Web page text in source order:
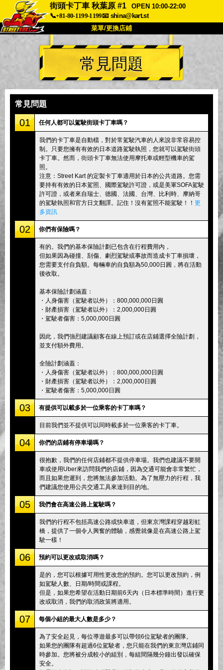
街頭卡丁車 秋葉原 #1
OPEN 10:00-22:00
📞+81-80-1199-1199📧 shina@kart.st
菜單/更換店鋪
首頁
關於我們 規格 價格
顧客評價
公司
更換店鋪
東京 品川 #1 東京 秋葉原 #1
東京 秋葉原 #2 東京 澀谷
東京 澀谷分店
東京 淺草 大阪
沖繩
常見問題
常見問題
01 任何人都可以駕駛街頭卡丁車嗎？
我們的卡丁車是自動檔，對於常駕駛汽車的人來說非常容易控
制。只要您擁有有效的日本道路駕駛執照，您就可以駕駛街頭
卡丁車。然而，街頭卡丁車無法使用摩托車或輕型機車的駕
照。
注意：Street Kart 的定製卡丁車適用於日本的公共道路。您需
要持有有效的日本駕照、國際駕駛許可證，或是美軍SOFA駕駛
許可證，或者來自瑞士、德國、法國、台灣、比利時、摩納哥
的駕駛執照和官方日文翻譯。記住！沒有駕照不能駕駛！！ 更
多資訊
02 你們有保險嗎？
有的。我們的基本保險計劃已包含在行程費用內，
但如果因為碰撞、刮傷、劇烈駕駛或事故而造成卡丁車損壞，
您需要支付自負額。每輛車的自負額為50,000日圓，將在活動
後收取。
基本保險計劃涵蓋：
・人身傷害（駕駛者以外）：800,000,000日圓
・財產損害（駕駛者以外）：2,000,000日圓
・駕駛者傷害：5,000,000日圓
因此，我們強烈建議顧客在線上預訂或在店鋪選擇全險計劃，
並支付額外費用。
全險計劃涵蓋：
・人身傷害（駕駛者以外）：800,000,000日圓
・財產損害（駕駛者以外）：2,000,000日圓
・駕駛者傷害：5,000,000日圓
03 有提供可以載多於一位乘客的卡丁車嗎？
目前我們並不提供可以同時載多於一位乘客的卡丁車。
04 你們的店鋪有停車場嗎？
很抱歉，我們的任何店鋪都不提供停車場。我們也建議不要開
車或使用Uber來訪問我們的店鋪，因為交通可能會非常繁忙，
而且如果您遲到，您將無法參加活動。為了無壓力的行程，我
們建議您使用公共交通工具來達到目的地。
05 我們會在高速公路上駕駛嗎？
我們的行程不包括高速公路或快車道，但東京灣課程穿越彩虹
橋，提供了一個令人興奮的體驗，感覺就像是在高速公路上駕
駛一樣！
06 預約可以更改或取消嗎？
是的，您可以根據可用性更改您的預約。您可以更改預約，例
如駕駛人數、日期/時間或課程。
但是，如果您希望在活動日期前6天內（日本標準時間）進行更
改或取消，我們的取消政策將適用。
07 每個小組的最大人數是多少？
為了安全起見，每位導遊最多可以帶領6位駕駛者的團隊。
如果您的團隊有超過6位駕駛者，您只能在我們的東京灣店鋪同
時參加。您將被分成較小的組別，每組間隔幾分鐘出發以確保
安全。